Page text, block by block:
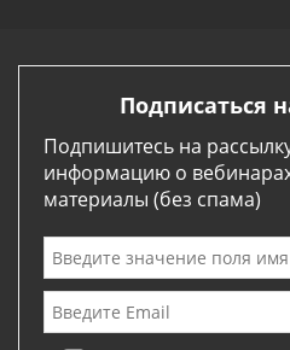
Подписаться
Подпишитесь на
информацию о
материалы (без спама)